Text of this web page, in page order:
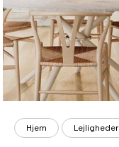
Hjem Lejligheder